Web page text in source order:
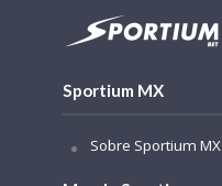
Sportium MX
Sobre Sportium MX